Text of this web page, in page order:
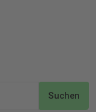
Suchen